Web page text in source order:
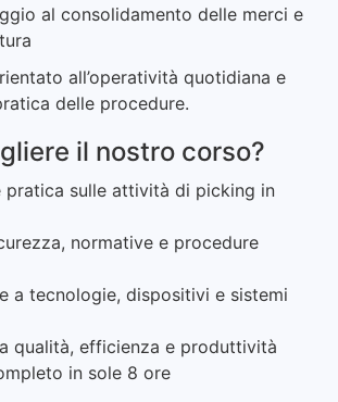
al consolidamento delle merci e
all’operatività quotidiana e
delle procedure.
il nostro corso?
pratica sulle attività di picking in
normative e procedure
a tecnologie, dispositivi e sistemi
qualità, efficienza e produttività
in sole 8 ore